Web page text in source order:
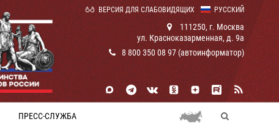
РУССКИЙ
ВЕРСИЯ ДЛЯ СЛАБОВИДЯЩИХ
111250, г. Москва
ул. Красноказарменная, д. 9а
8 800 350 08 97 (автоинформатор)
ПРЕСС-СЛУЖБА